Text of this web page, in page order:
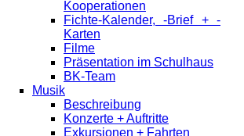
Kooperationen
Fichte-Kalender, -Brief + -
Karten
Filme
Präsentation im Schulhaus
BK-Team
Musik
Beschreibung
Konzerte + Auftritte
Exkursionen + Fahrten